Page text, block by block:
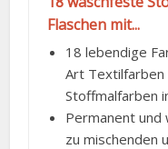
Flaschen mit...
18 lebendige
Art Textilfarben
Stoffmalfarben
Permanent und
zu mischenden